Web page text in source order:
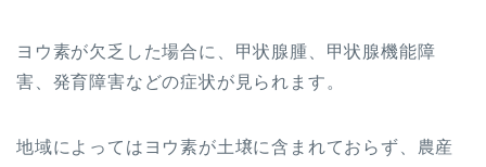
ヨウ素が欠乏した場合に、甲状腺腫、甲状腺機能障
害、発育障害などの症状が見られます。
地域によってはヨウ素が土壌に含まれておらず、農産